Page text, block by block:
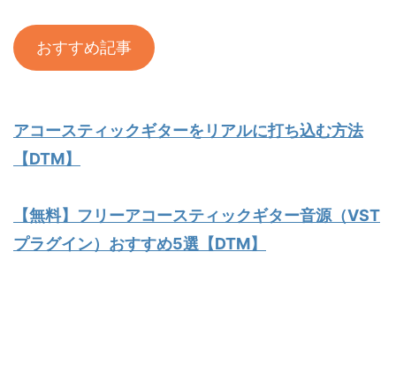
おすすめ記事
アコースティックギターをリアルに打ち込む方法
【DTM】
【無料】フリーアコースティックギター音源（VST
プラグイン）おすすめ5選【DTM】